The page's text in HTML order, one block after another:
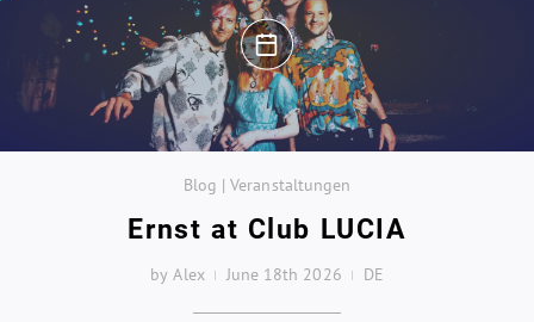
Blog | Veranstaltungen
Ernst at Club LUCIA
by Alex June 18th 2026 DE